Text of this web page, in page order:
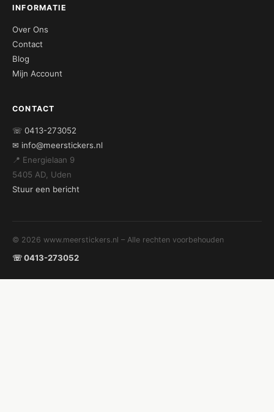
INFORMATIE
Over Ons
Contact
Blog
Mijn Account
CONTACT
☏ 0413-273052
✉ info@meerstickers.nl
📍 Energielaan 9
5405 AD, Uden
Stuur een bericht
© 2026 www.meerstickers.nl – Alle rechten voorbehouden
☏ 0413-273052